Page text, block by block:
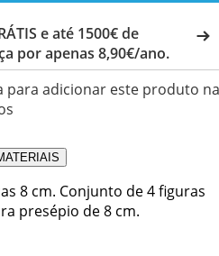
e até 1500€ de
por apenas 8,90€/ano.
para adicionar este produto na
8 cm. Conjunto de 4 figuras
presépio de 8 cm.